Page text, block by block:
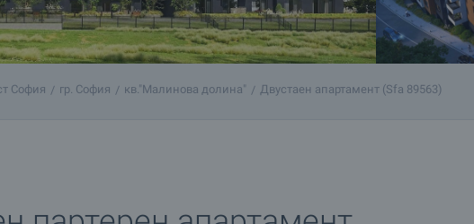
София гр. София кв."Малинова долина" Двустаен апартамент (Sfa 89563)